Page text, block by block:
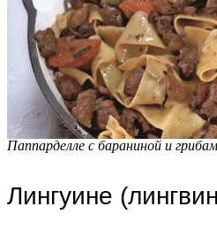
Паппарделле с бараниной и
Лингуине